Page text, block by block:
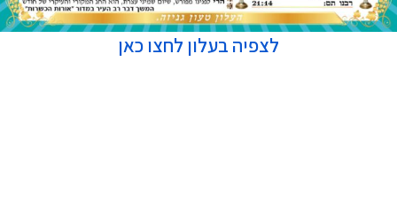
לצפיה בעלון לחצו כאן